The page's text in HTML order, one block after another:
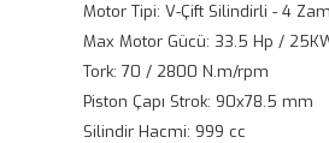
Motor Tipi: V-Çift Silindirli - 4
Max Motor Gücü: 33.5 Hp /
Tork: 70 / 2800 N.m/rpm
Piston Çapı Strok: 90x78.5 mm
Silindir Hacmi: 999 cc